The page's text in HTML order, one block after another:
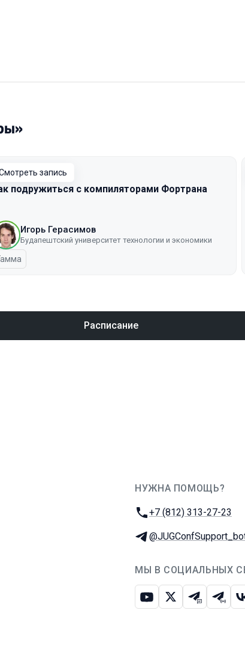
запись
подружиться с компиляторами Фортрана
Игорь Герасимов
Будапештский университет технологии и экономики
Расписание
НУЖНА ПОМОЩЬ?
Телефон:
+7 (812) 313-27-23
Телеграм:
МЫ В СОЦИАЛЬНЫХ
ЮтубИкс Телеграм-